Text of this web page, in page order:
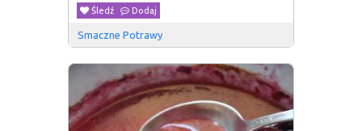
Śledź
Dodaj
Smaczne Potrawy